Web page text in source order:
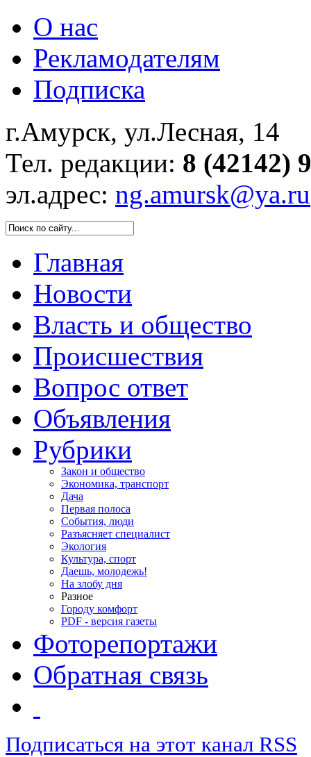
О нас
Рекламодателям
Подписка
г.Амурск, ул.Лесная, 14
Тел. редакции: 8 (42142)
эл.адрес: ng.amursk@ya.ru
Главная
Новости
Власть и общество
Происшествия
Вопрос ответ
Объявления
Рубрики
Закон и общество
Экономика, транспорт
Дача
Первая полоса
События, люди
Разъясняет специалист
Экология
Культура, спорт
Даешь, молодежь!
На злобу дня
Разное
Городу комфорт
PDF - версия газеты
Фоторепортажи
Обратная связь
Подписаться на этот канал RSS